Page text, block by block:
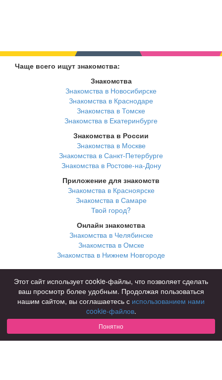
Чаще всего ищут знакомства:
Знакомства
Знакомства в Новосибирске
Знакомства в Краснодаре
Знакомства в Томске
Знакомства в Екатеринбурге
Знакомства в России
Знакомства в Москве
Знакомства в Санкт-Петербурге
Знакомства в Ростове-на-Дону
Приложение для знакомств
Знакомства в Красноярске
Знакомства в Самаре
Твой город?
Онлайн знакомства
Знакомства в Челябинске
Знакомства в Омске
Знакомства в Нижнем Новгороде
Для чего
для брака и создания семьи
для любви и с/о
для дружбы
для взрослых
В возрасте
за 40 лет
Этот сайт использует cookie-файлы, что позволяет сделать
ваш просмотр более удобным. Продолжая пользоваться
нашим сайтом, вы соглашаетесь с использованием нами
cookie-файлов.
Понятно